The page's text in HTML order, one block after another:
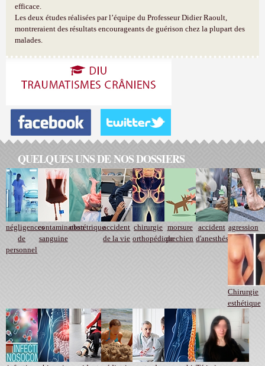
efficace.
Les deux études réalisées par l’équipe du Professeur Didier Raoult,
montreraient des résultats encourageants de guérison chez la plupart des
malades.
QUELQUES UNS DE NOS DOSSIERS
négligences
de
personnel
contamination
sanguine
obstétriqueaccident
de la vie
chirurgie
orthopédique
morsure
de chien
accident
d'anesthésie
agression
Chirurgie
esthétique